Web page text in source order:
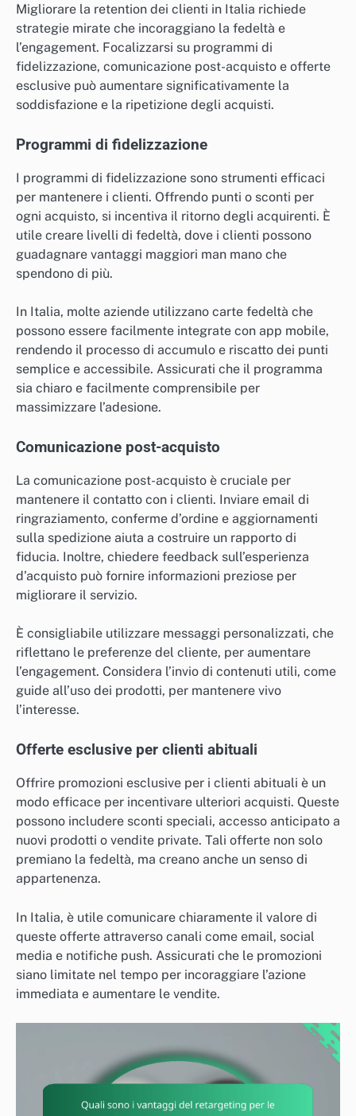
Migliorare la retention dei clienti in Italia richiede
strategie mirate che incoraggiano la fedeltà e
l’engagement. Focalizzarsi su programmi di
fidelizzazione, comunicazione post-acquisto e offerte
esclusive può aumentare significativamente la
soddisfazione e la ripetizione degli acquisti.
Programmi di fidelizzazione
I programmi di fidelizzazione sono strumenti efficaci
per mantenere i clienti. Offrendo punti o sconti per
ogni acquisto, si incentiva il ritorno degli acquirenti. È
utile creare livelli di fedeltà, dove i clienti possono
guadagnare vantaggi maggiori man mano che
spendono di più.
In Italia, molte aziende utilizzano carte fedeltà che
possono essere facilmente integrate con app mobile,
rendendo il processo di accumulo e riscatto dei punti
semplice e accessibile. Assicurati che il programma
sia chiaro e facilmente comprensibile per
massimizzare l’adesione.
Comunicazione post-acquisto
La comunicazione post-acquisto è cruciale per
mantenere il contatto con i clienti. Inviare email di
ringraziamento, conferme d’ordine e aggiornamenti
sulla spedizione aiuta a costruire un rapporto di
fiducia. Inoltre, chiedere feedback sull’esperienza
d’acquisto può fornire informazioni preziose per
migliorare il servizio.
È consigliabile utilizzare messaggi personalizzati, che
riflettano le preferenze del cliente, per aumentare
l’engagement. Considera l’invio di contenuti utili, come
guide all’uso dei prodotti, per mantenere vivo
l’interesse.
Offerte esclusive per clienti abituali
Offrire promozioni esclusive per i clienti abituali è un
modo efficace per incentivare ulteriori acquisti. Queste
possono includere sconti speciali, accesso anticipato a
nuovi prodotti o vendite private. Tali offerte non solo
premiano la fedeltà, ma creano anche un senso di
appartenenza.
In Italia, è utile comunicare chiaramente il valore di
queste offerte attraverso canali come email, social
media e notifiche push. Assicurati che le promozioni
siano limitate nel tempo per incoraggiare l’azione
immediata e aumentare le vendite.